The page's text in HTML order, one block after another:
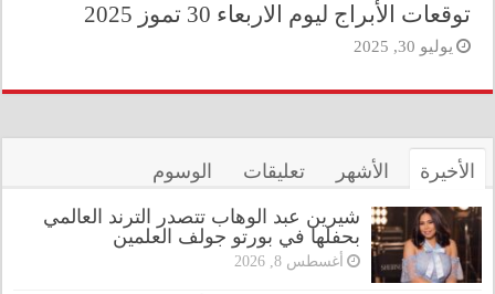
توقعات الأبراج ليوم الاربعاء 30 تموز 2025
يوليو 30, 2025
الأخيرة الأشهر تعليقات الوسوم
شيرين عبد الوهاب تتصدر الترند العالمي
بحفلها في بورتو جولف العلمين
أغسطس 8, 2026